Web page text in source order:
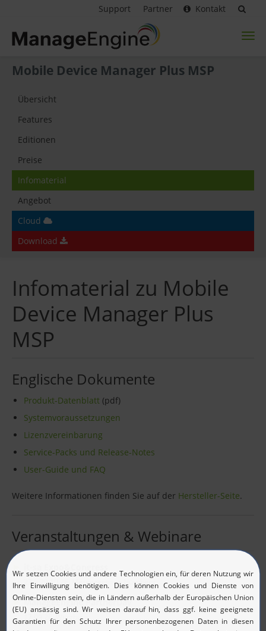
Support Partner Kontakt
Mobile Device Manager Plus MSP
Übersicht
Features
Editionen
Preise
Infomaterial
Angebot
Cloud
Download
Infomaterial zu Mobile
Device Manager Plus
MSP
Englische Dokumente
Produkt-Datenblatt (pdf)
Systemvoraussetzungen
Lizenzvereinbarung
Service-Packs und Release-Notes
User-Guide und FAQ
Weitere Informationen finden Sie auf der Hersteller-Seite.
Veranstaltungen & Webinare
27. - 29.10.26, Messezentrum Nürnberg
ManageEngine PartnerDay
17.09.26, Würzburg